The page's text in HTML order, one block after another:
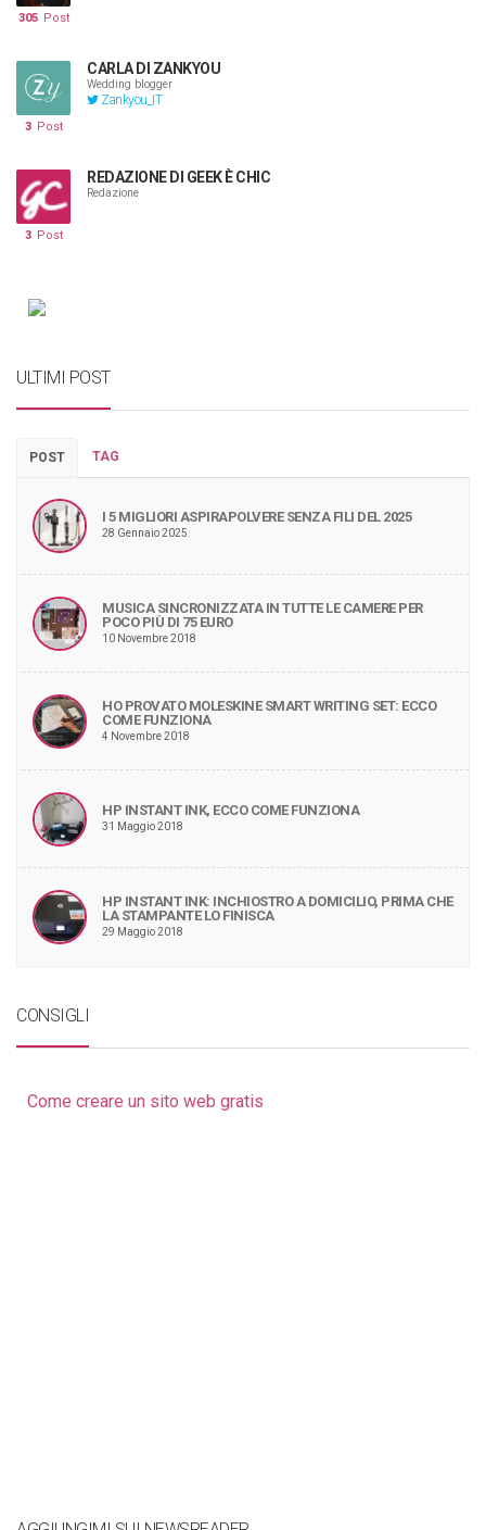
305 Post
CARLA DI ZANKYOU
Wedding blogger
Zankyou_IT
3 Post
REDAZIONE DI GEEK È CHIC
Redazione
3 Post
ULTIMI POST
POST TAG
I 5 MIGLIORI ASPIRAPOLVERE SENZA FILI DEL 2025
28 Gennaio 2025
MUSICA SINCRONIZZATA IN TUTTE LE CAMERE PER
POCO PIÙ DI 75 EURO
10 Novembre 2018
HO PROVATO MOLESKINE SMART WRITING SET: ECCO
COME FUNZIONA
4 Novembre 2018
HP INSTANT INK, ECCO COME FUNZIONA
31 Maggio 2018
HP INSTANT INK: INCHIOSTRO A DOMICILIO, PRIMA CHE
LA STAMPANTE LO FINISCA
29 Maggio 2018
CONSIGLI
Come creare un sito web gratis